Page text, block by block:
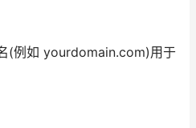
(例如 yourdomain.com)用于